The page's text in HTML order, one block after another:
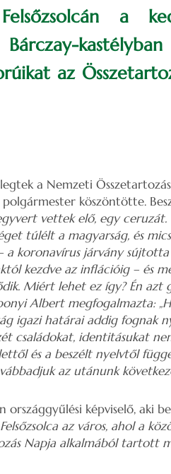
a
az
a Nemzeti
polgármester köszöntötte.
vettek elő, egy
túlélt a magyarság, és
koronavírus járvány
kezdve az inflációig – és
Miért lehet ez így? Én azt
Albert megfogalmazta:
igazi határai addig fognak
családokat, identitásukat
és a beszélt nyelvtől
az utánunk
képviselő, aki
Felsőzsolca az város, ahol a
Napja alkalmából tartott